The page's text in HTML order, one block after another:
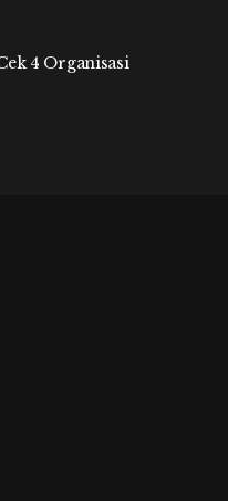
4 Organisasi